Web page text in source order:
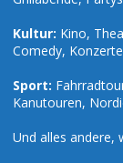
Kultur: Kino,
Comedy,
Sport:
Kanutouren,
Und alles andere,